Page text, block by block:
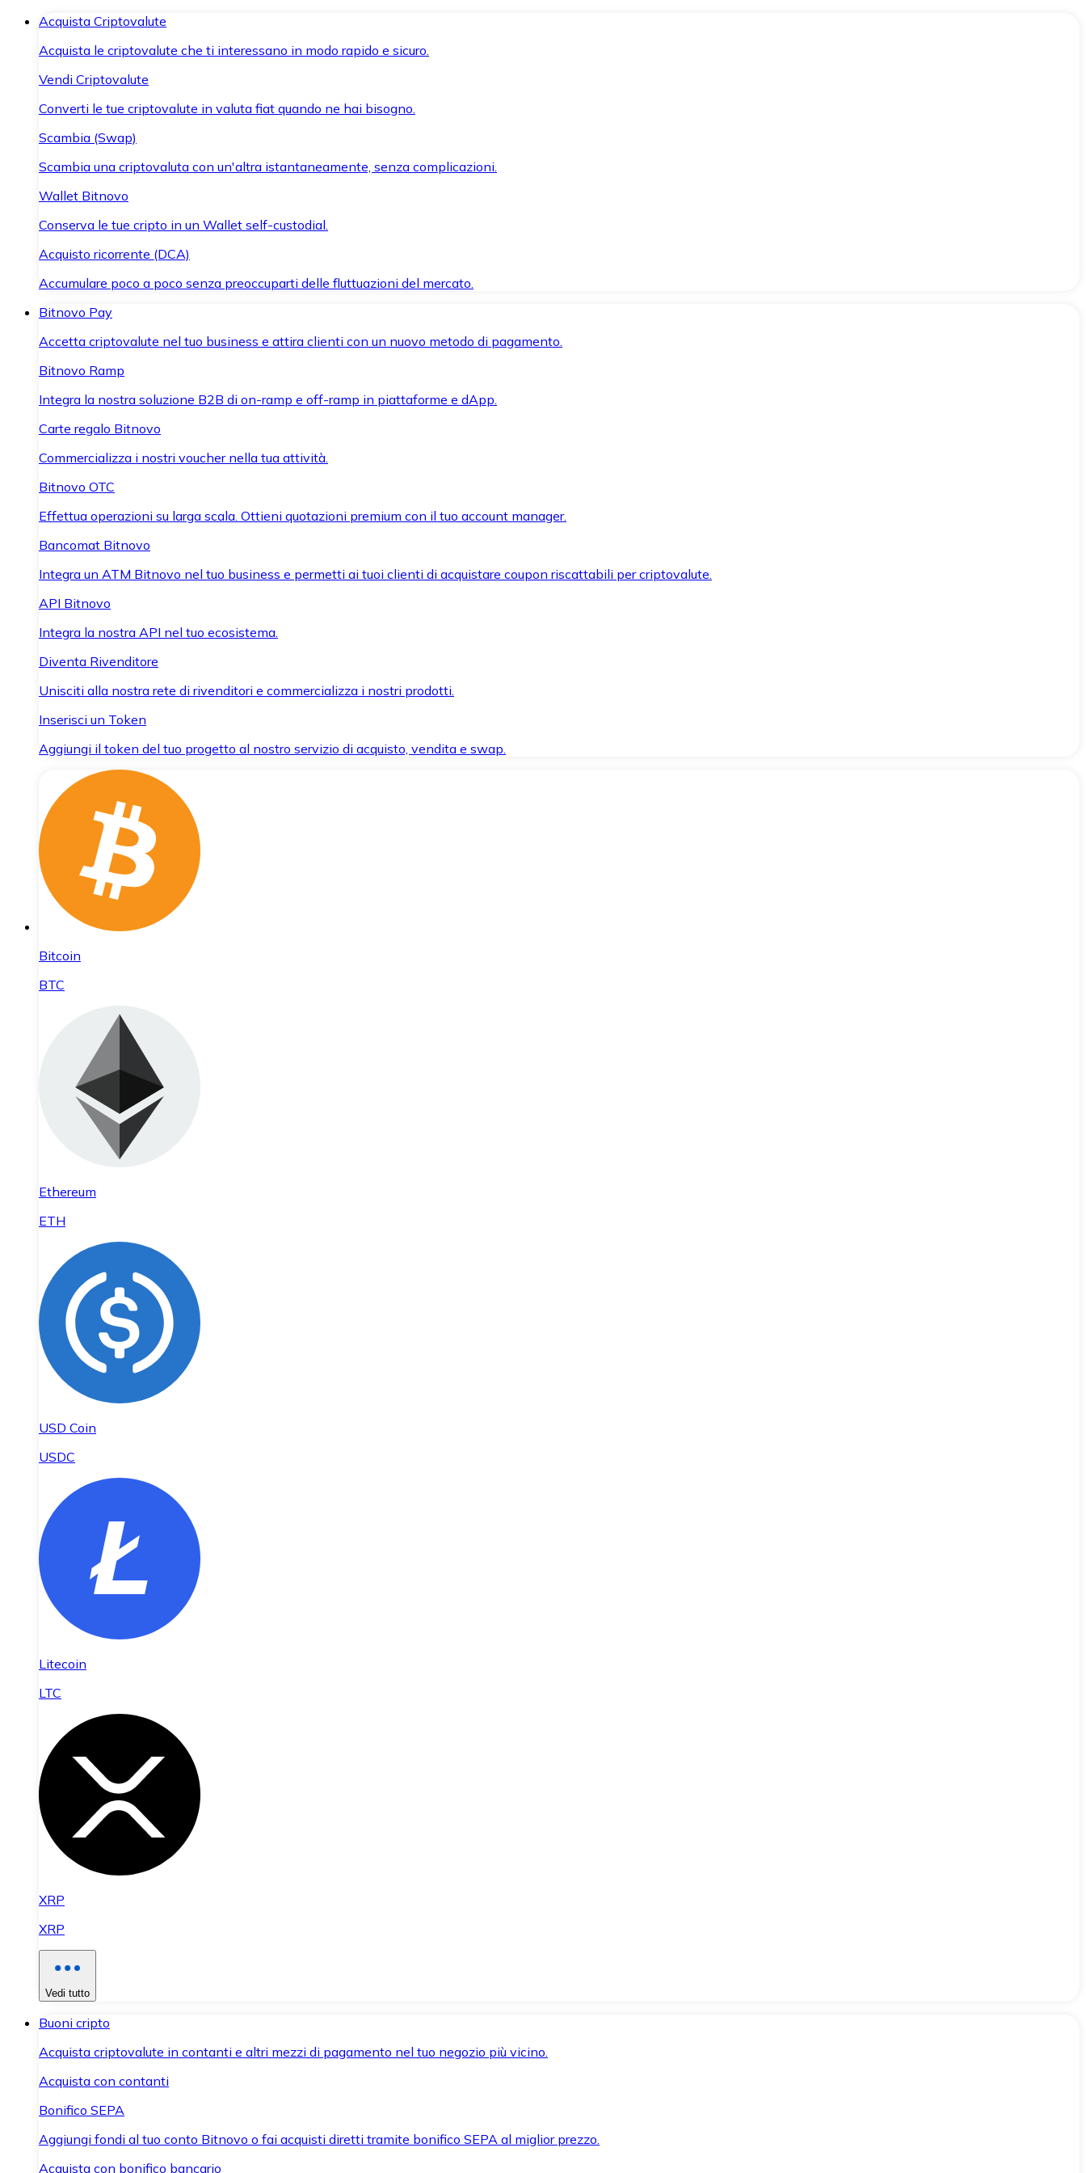
Acquista Criptovalute
Acquista le criptovalute che ti interessano in modo rapido e sicuro.
Vendi Criptovalute
Converti le tue criptovalute in valuta fiat quando ne hai bisogno.
Scambia (Swap)
Scambia una criptovaluta con un'altra istantaneamente, senza complicazioni.
Wallet Bitnovo
Conserva le tue cripto in un Wallet self-custodial.
Acquisto ricorrente (DCA)
Accumulare poco a poco senza preoccuparti delle fluttuazioni del mercato.
Bitnovo Pay
Accetta criptovalute nel tuo business e attira clienti con un nuovo metodo di pagamento.
Bitnovo Ramp
Integra la nostra soluzione B2B di on-ramp e off-ramp in piattaforme e dApp.
Carte regalo Bitnovo
Commercializza i nostri voucher nella tua attività.
Bitnovo OTC
Effettua operazioni su larga scala. Ottieni quotazioni premium con il tuo account manager.
Bancomat Bitnovo
Integra un ATM Bitnovo nel tuo business e permetti ai tuoi clienti di acquistare coupon riscattabili per criptovalute.
API Bitnovo
Integra la nostra API nel tuo ecosistema.
Diventa Rivenditore
Unisciti alla nostra rete di rivenditori e commercializza i nostri prodotti.
Inserisci un Token
Aggiungi il token del tuo progetto al nostro servizio di acquisto, vendita e swap.
Bitcoin
BTC
Ethereum
ETH
USD Coin
USDC
Litecoin
LTC
XRP
XRP
Vedi tutto
Buoni cripto
Acquista criptovalute in contanti e altri mezzi di pagamento nel tuo negozio più vicino.
Acquista con contanti
Bonifico SEPA
Aggiungi fondi al tuo conto Bitnovo o fai acquisti diretti tramite bonifico SEPA al miglior prezzo.
Acquista con bonifico bancario